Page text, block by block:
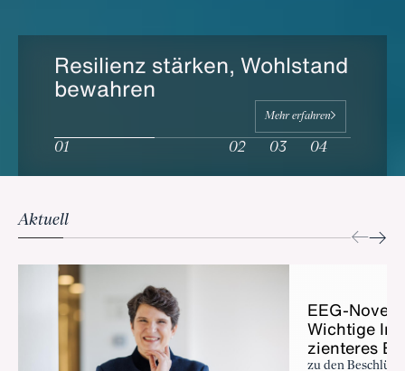
Resilienz stärken, Wohlstand
bewahren
Mehr erfahren
Aktuell
EEG-
Wich­ti­ge
zi­en­te­res
zu den